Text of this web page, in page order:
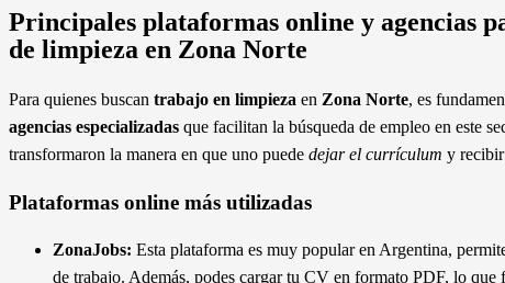
Principales plataformas online y agencias
de limpieza en Zona Norte
Para quienes buscan trabajo en limpieza en Zona Norte, es
agencias especializadas que facilitan la búsqueda de empleo en este
transformaron la manera en que uno puede dejar el currículum y recibir
Plataformas online más utilizadas
ZonaJobs: Esta plataforma es muy popular en Argentina,
de trabajo. Además, podes cargar tu CV en formato PDF, lo que